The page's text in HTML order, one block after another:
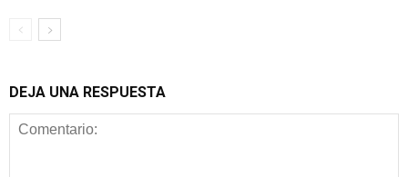
DEJA UNA RESPUESTA